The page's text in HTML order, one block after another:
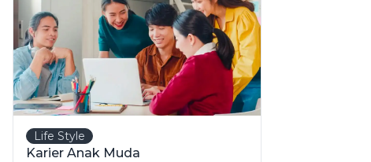
Life Style
Karier Anak Muda